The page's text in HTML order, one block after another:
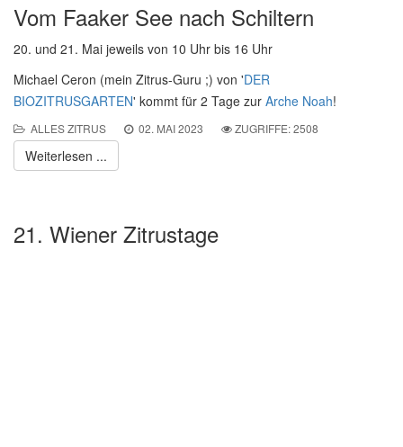
Vom Faaker See nach Schiltern
20. und 21. Mai jeweils von 10 Uhr bis 16 Uhr
Michael Ceron (mein Zitrus-Guru ;) von 'DER
BIOZITRUSGARTEN' kommt für 2 Tage zur Arche Noah!
ALLES ZITRUS 02. MAI 2023 ZUGRIFFE: 2508
Weiterlesen ...
21. Wiener Zitrustage